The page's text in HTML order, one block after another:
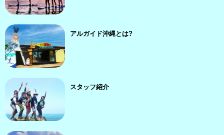
アルガイド沖縄とは?
スタッフ紹介